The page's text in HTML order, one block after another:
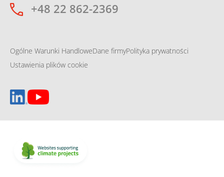
+48 22 862-2369
Ogólne Warunki HandloweDane firmyPolityka prywatności
Ustawienia plików cookie